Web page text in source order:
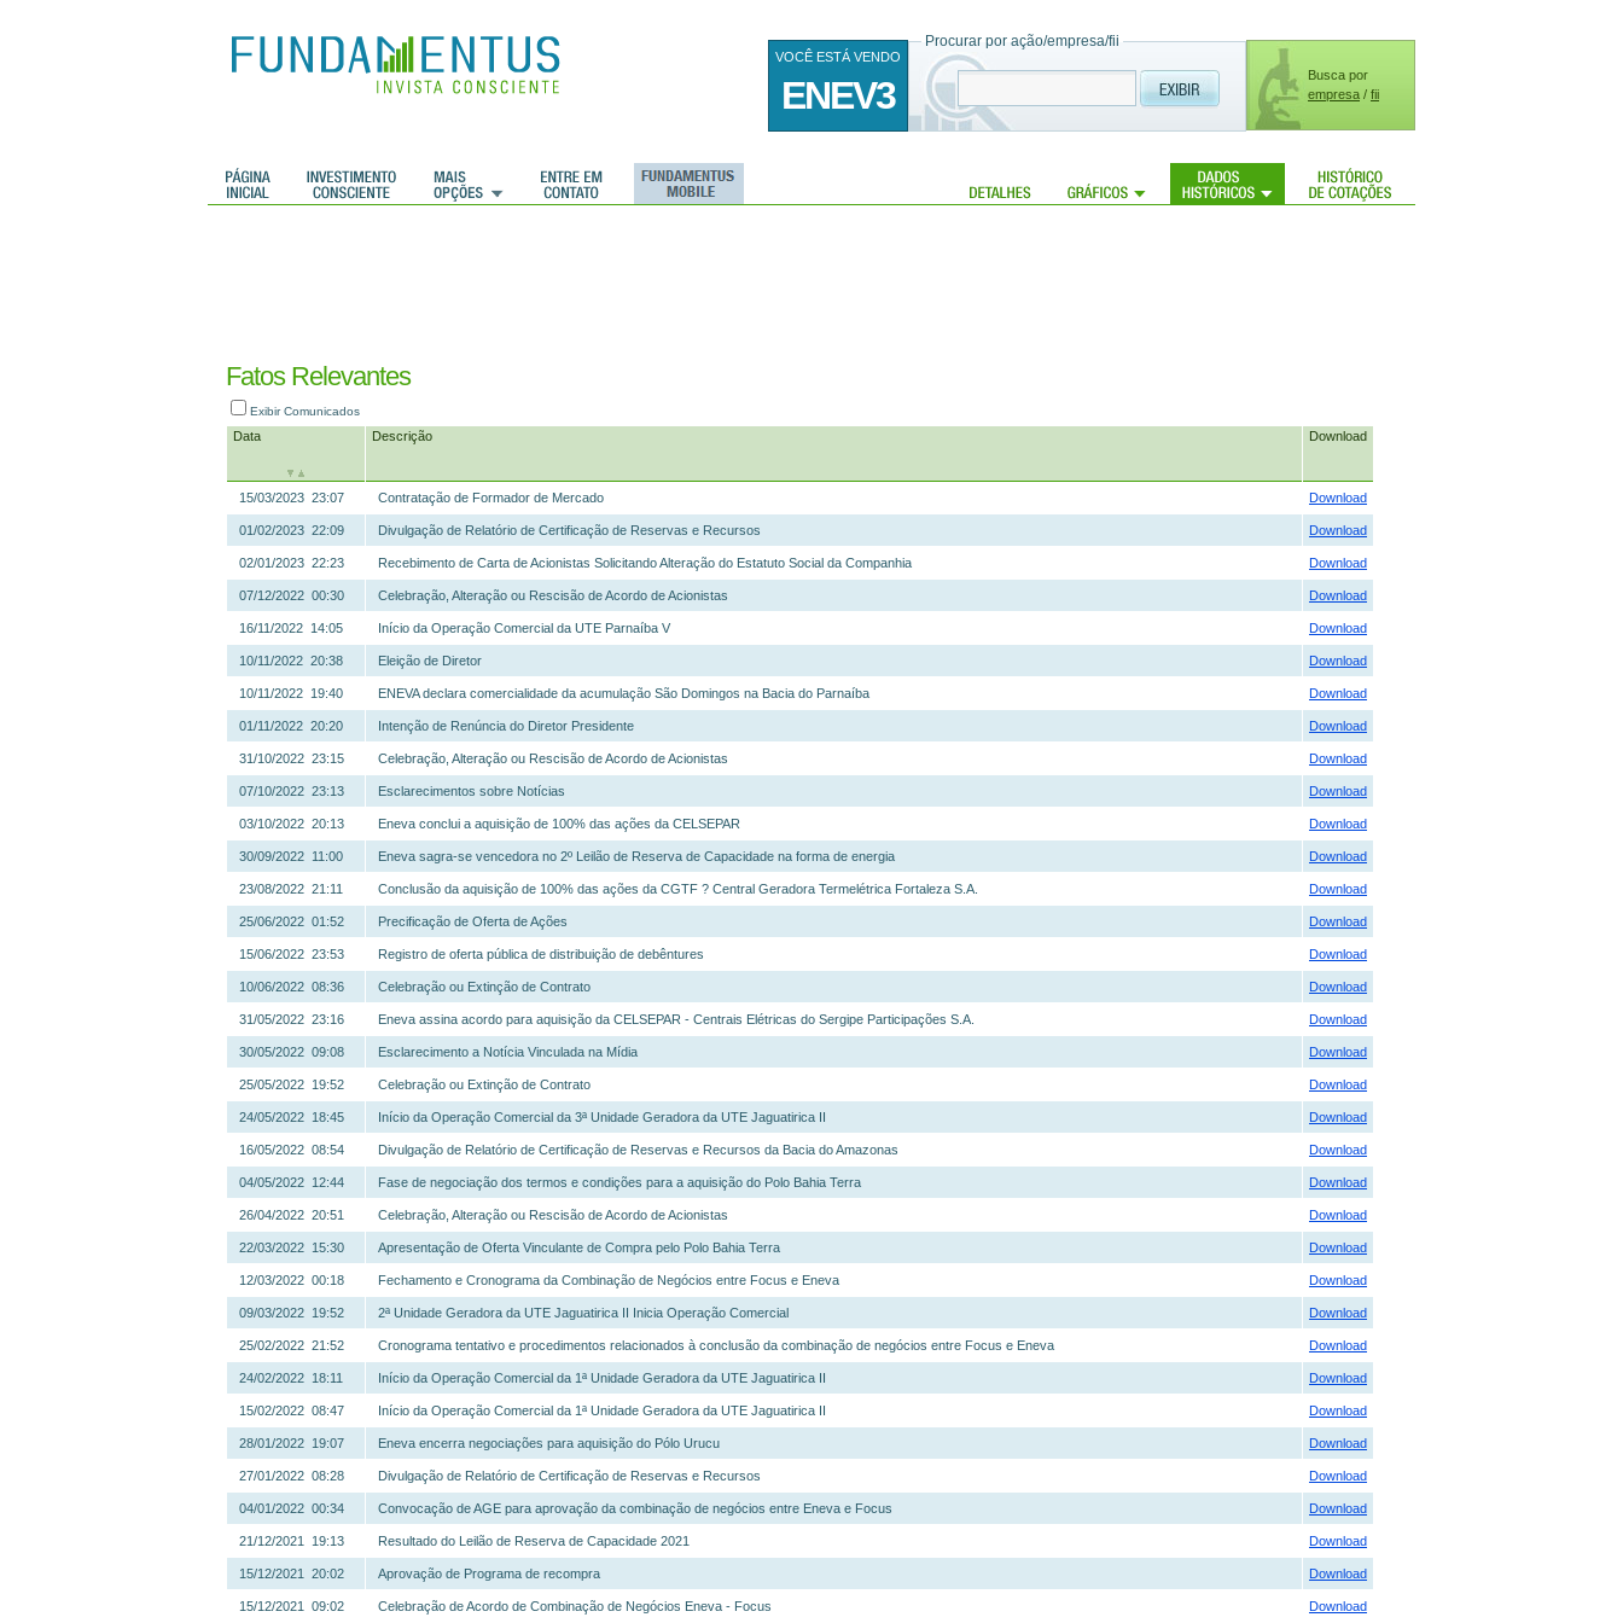
Busca por
empresa / fii
Procurar por ação/empresa/fii
VOCÊ ESTÁ VENDO
ENEV3
Histórico de cotações
Fatos Relevantes
Exibir Comunicados
Data Descrição Download
15/03/2023 23:07 Contratação de Formador de Mercado Download
01/02/2023 22:09 Divulgação de Relatório de Certificação de Reservas e Recursos Download
02/01/2023 22:23 Recebimento de Carta de Acionistas Solicitando Alteração do Estatuto Social da Companhia Download
07/12/2022 00:30 Celebração, Alteração ou Rescisão de Acordo de Acionistas Download
16/11/2022 14:05 Início da Operação Comercial da UTE Parnaíba V Download
10/11/2022 20:38 Eleição de Diretor Download
10/11/2022 19:40 ENEVA declara comercialidade da acumulação São Domingos na Bacia do Parnaíba Download
01/11/2022 20:20 Intenção de Renúncia do Diretor Presidente Download
31/10/2022 23:15 Celebração, Alteração ou Rescisão de Acordo de Acionistas Download
07/10/2022 23:13 Esclarecimentos sobre Notícias Download
03/10/2022 20:13 Eneva conclui a aquisição de 100% das ações da CELSEPAR Download
30/09/2022 11:00 Eneva sagra-se vencedora no 2º Leilão de Reserva de Capacidade na forma de energia Download
23/08/2022 21:11 Conclusão da aquisição de 100% das ações da CGTF ? Central Geradora Termelétrica Fortaleza S.A. Download
25/06/2022 01:52 Precificação de Oferta de Ações Download
15/06/2022 23:53 Registro de oferta pública de distribuição de debêntures Download
10/06/2022 08:36 Celebração ou Extinção de Contrato Download
31/05/2022 23:16 Eneva assina acordo para aquisição da CELSEPAR - Centrais Elétricas do Sergipe Participações S.A. Download
30/05/2022 09:08 Esclarecimento a Notícia Vinculada na Mídia Download
25/05/2022 19:52 Celebração ou Extinção de Contrato Download
24/05/2022 18:45 Início da Operação Comercial da 3ª Unidade Geradora da UTE Jaguatirica II Download
16/05/2022 08:54 Divulgação de Relatório de Certificação de Reservas e Recursos da Bacia do Amazonas Download
04/05/2022 12:44 Fase de negociação dos termos e condições para a aquisição do Polo Bahia Terra Download
26/04/2022 20:51 Celebração, Alteração ou Rescisão de Acordo de Acionistas Download
22/03/2022 15:30 Apresentação de Oferta Vinculante de Compra pelo Polo Bahia Terra Download
12/03/2022 00:18 Fechamento e Cronograma da Combinação de Negócios entre Focus e Eneva Download
09/03/2022 19:52 2ª Unidade Geradora da UTE Jaguatirica II Inicia Operação Comercial Download
25/02/2022 21:52 Cronograma tentativo e procedimentos relacionados à conclusão da combinação de negócios entre Focus e Eneva Download
24/02/2022 18:11 Início da Operação Comercial da 1ª Unidade Geradora da UTE Jaguatirica II Download
15/02/2022 08:47 Início da Operação Comercial da 1ª Unidade Geradora da UTE Jaguatirica II Download
28/01/2022 19:07 Eneva encerra negociações para aquisição do Pólo Urucu Download
27/01/2022 08:28 Divulgação de Relatório de Certificação de Reservas e Recursos Download
04/01/2022 00:34 Convocação de AGE para aprovação da combinação de negócios entre Eneva e Focus Download
21/12/2021 19:13 Resultado do Leilão de Reserva de Capacidade 2021 Download
15/12/2021 20:02 Aprovação de Programa de recompra Download
15/12/2021 09:02 Celebração de Acordo de Combinação de Negócios Eneva - Focus Download